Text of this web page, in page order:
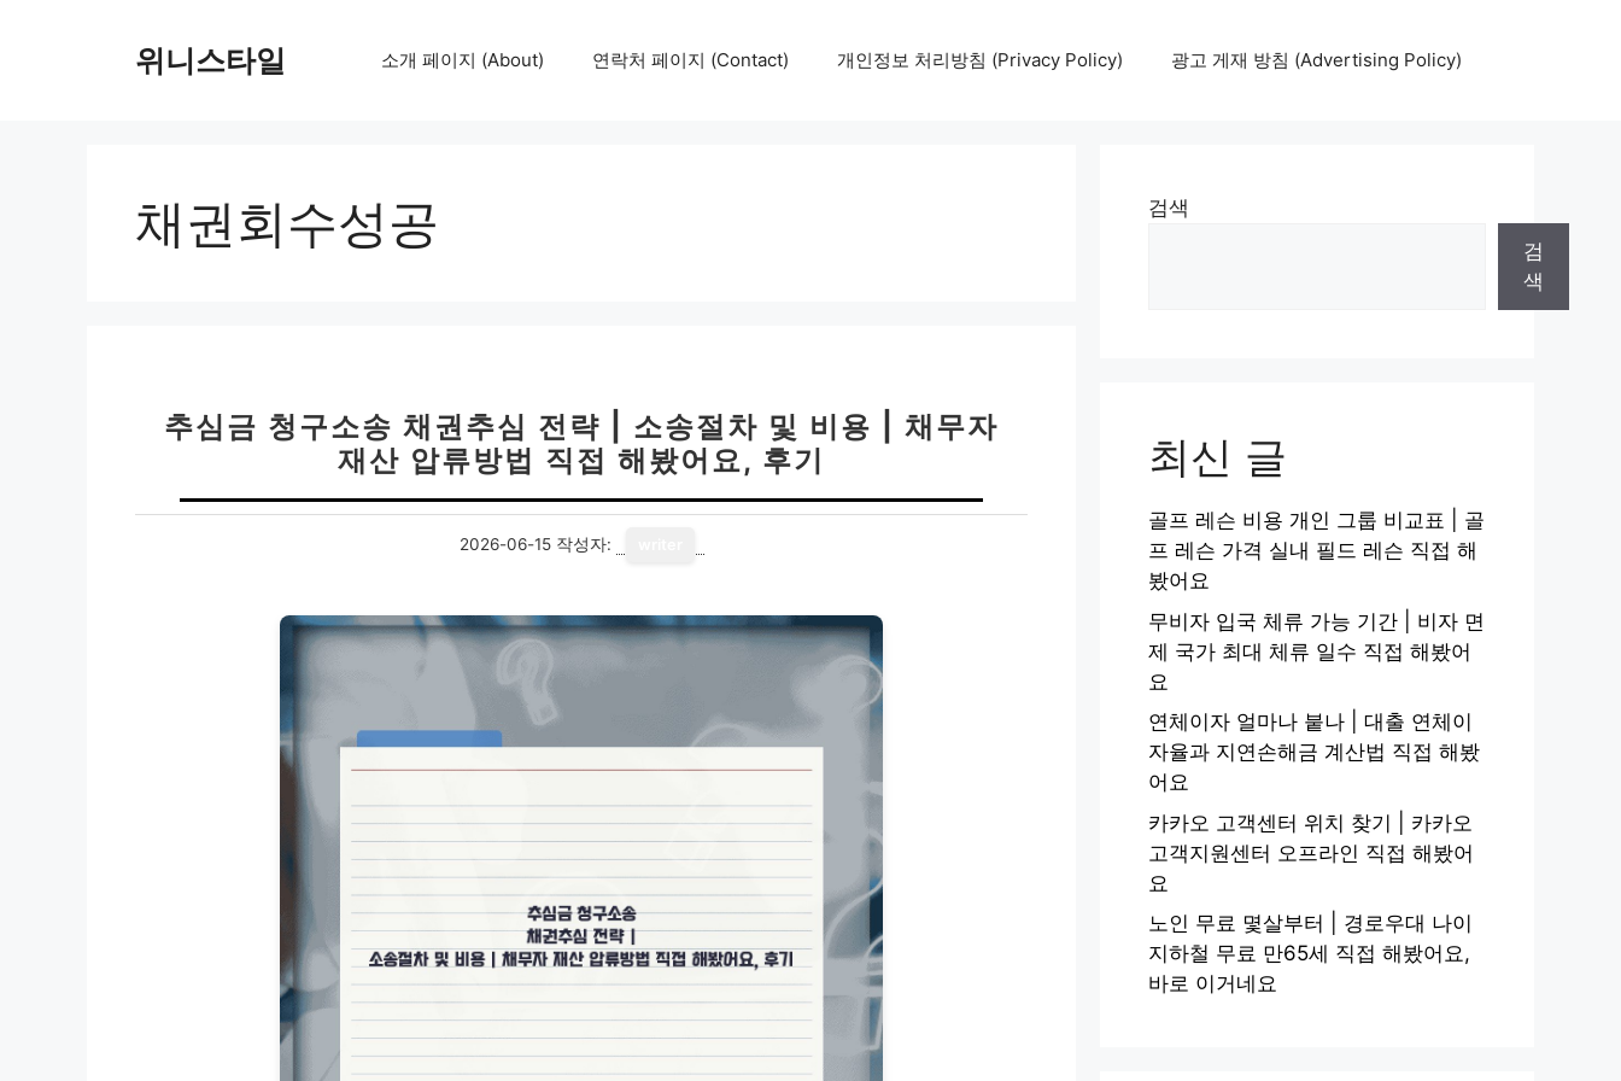
위니스타일 소개 페이지 (About) 연락처 페이지 (Contact) 개인정보 처리방침 (Privacy Policy) 광고 게재 방침 (Advertising Policy)
채권회수성공
추심금 청구소송 채권추심 전략 | 소송절차 및 비용 | 채무자
재산 압류방법 직접 해봤어요, 후기
2026-06-15 작성자:
검색
검
색
최신 글
골프 레슨 비용 개인 그룹 비교표 | 골
프 레슨 가격 실내 필드 레슨 직접 해
봤어요
무비자 입국 체류 가능 기간 | 비자 면
제 국가 최대 체류 일수 직접 해봤어
요
연체이자 얼마나 붙나 | 대출 연체이
자율과 지연손해금 계산법 직접 해봤
어요
카카오 고객센터 위치 찾기 | 카카오
고객지원센터 오프라인 직접 해봤어
요
노인 무료 몇살부터 | 경로우대 나이
지하철 무료 만65세 직접 해봤어요,
바로 이거네요